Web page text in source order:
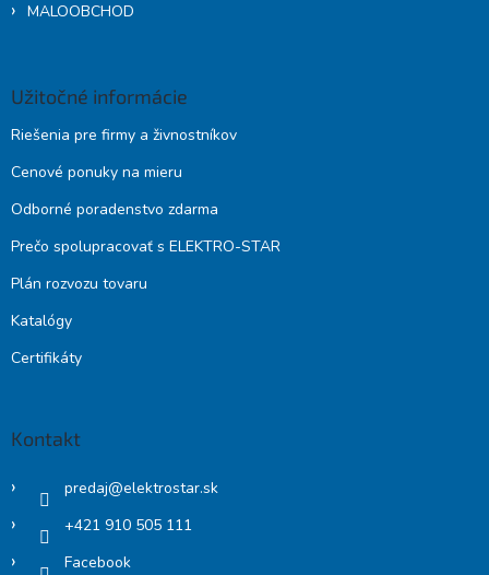
MALOOBCHOD
Užitočné informácie
Riešenia pre firmy a živnostníkov
Cenové ponuky na mieru
Odborné poradenstvo zdarma
Prečo spolupracovať s ELEKTRO-STAR
Plán rozvozu tovaru
Katalógy
Certifikáty
Kontakt
predaj@elektrostar.sk
+421 910 505 111
Facebook